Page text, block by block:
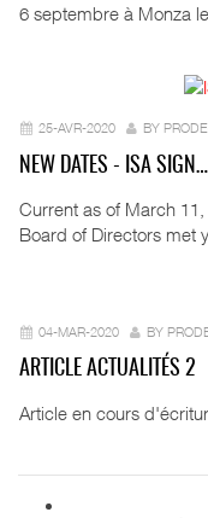
6 septembre à Monza
25-AVR-2020 BY
NEW DATES - ISA SIGN…
Current as of March
Board of Directors met
04-MAR-2020 BY
ARTICLE ACTUALITÉS 2
Article en cours